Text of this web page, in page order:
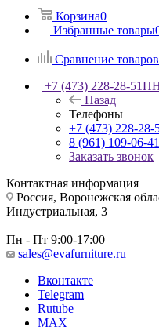
Корзина0
Избранные товары
Сравнение товаров
+7 (473) 228-28-51
Назад
Телефоны
+7 (473) 228-28-
8 (961) 109-06-41
Заказать звонок
Контактная информация
Россия, Воронежская
Индустриальная, 3
Пн - Пт 9:00-17:00
sales@evafurniture.ru
Вконтакте
Telegram
Rutube
MAX